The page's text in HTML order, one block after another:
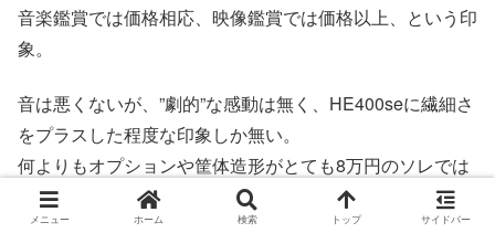
音楽鑑賞では価格相応、映像鑑賞では価格以上、という印
象。
音は悪くないが、”劇的”な感動は無く、HE400seに繊細さ
をプラスした程度な印象しか無い。
何よりもオプションや筐体造形がとても8万円のソレでは
なく、全体的にかなり雑。
もう少しプレミア感があれば或いは、といったところだ
メニュー ホーム 検索 トップ サイドバー